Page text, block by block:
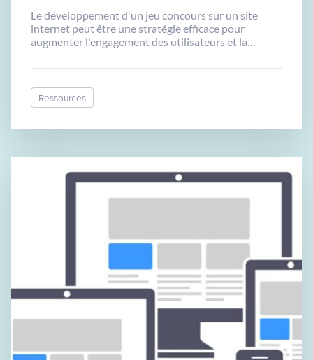
Le développement d'un jeu concours sur un site
internet peut être une stratégie efficace pour
augmenter l'engagement des utilisateurs et la
Ressources